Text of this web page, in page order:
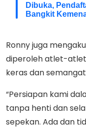
Dibuka,
Bangkit
Ronny juga
diperoleh atlet-
keras dan
“Persiapan kami
tanpa henti dan
sepekan. Ada dan